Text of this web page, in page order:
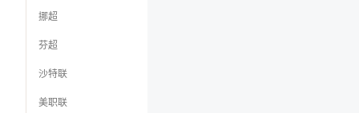
挪超
芬超
沙特联
美职联